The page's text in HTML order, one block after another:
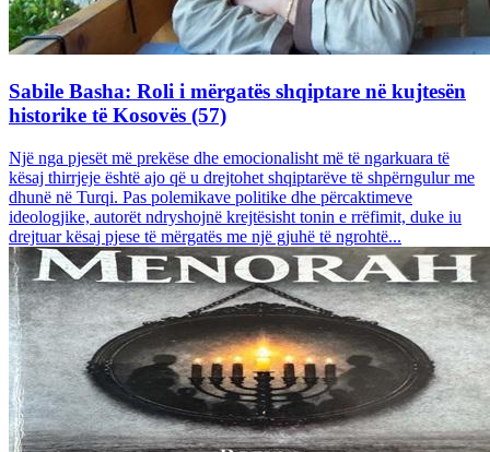
Sabile Basha: Roli i mërgatës shqiptare në kujtesën
historike të Kosovës (57)
Një nga pjesët më prekëse dhe emocionalisht më të ngarkuara të
kësaj thirrjeje është ajo që u drejtohet shqiptarëve të shpërngulur me
dhunë në Turqi. Pas polemikave politike dhe përcaktimeve
ideologjike, autorët ndryshojnë krejtësisht tonin e rrëfimit, duke iu
drejtuar kësaj pjese të mërgatës me një gjuhë të ngrohtë...